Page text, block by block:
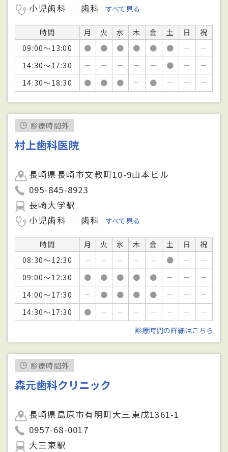
小児歯科
歯科 すべて見る
時間 月 火 水 木 金 土 日
祝
09:00～13:00
● ● ● ● ● ● －
－
14:30～17:30
－ － － － － ● －
－
14:30～18:30
● ● ● － ● － － －
診療時間外
村上歯科医院
長崎県長崎市文教町10-9山本ビル
095-845-8923
長崎大学駅
小児歯科
歯科 すべて見る
時間 月 火 水 木 金 土 日
祝
08:30～12:30
－ － － － － ● －
－
09:00～12:30
● ● ● ● ● － －
－
14:00～17:30
－ ● ● ● ● － －
－
14:30～17:30
● － － － － － －
－
診療時間の詳細はこちら
診療時間外
森元歯科クリニック
長崎県島原市有明町大三東戊1361-1
0957-68-0017
大三東駅